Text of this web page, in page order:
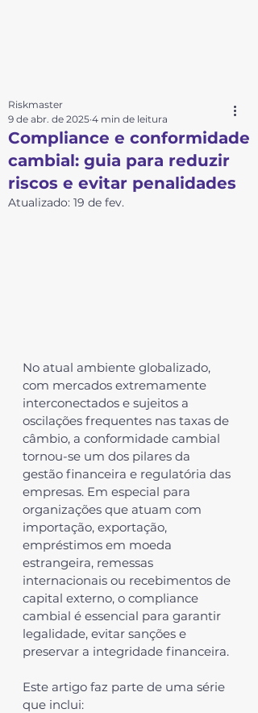
Compliance e conformidade
cambial: guia para reduzir
riscos e evitar penalidades
Riskmaster
9 de abr. de 2025 4 min de leitura
Atualizado: 19 de fev.
No atual ambiente globalizado,
com mercados extremamente
interconectados e sujeitos a
oscilações frequentes nas taxas de
câmbio, a conformidade cambial
tornou-se um dos pilares da
gestão financeira e regulatória das
empresas. Em especial para
organizações que atuam com
importação, exportação,
empréstimos em moeda
estrangeira, remessas
internacionais ou recebimentos de
capital externo, o compliance
cambial é essencial para garantir
legalidade, evitar sanções e
preservar a integridade financeira.
Este artigo faz parte de uma série
que inclui: